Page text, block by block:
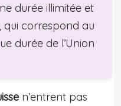
durée illimitée et
qui correspond au
durée de l’Union
n’entrent pas